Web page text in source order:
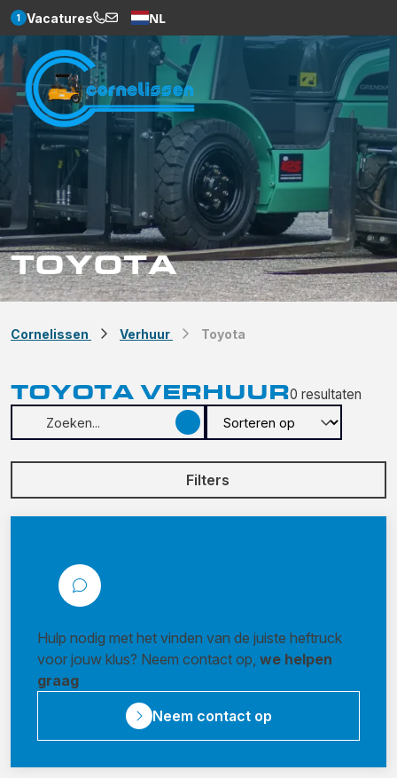
1 Vacatures NL
Weglot
TOYOTA
Cornelissen Verhuur Toyota
TOYOTA VERHUUR0 resultaten
Filters
Hulp nodig met het vinden van de juiste heftruck
voor jouw klus? Neem contact op, we helpen
graag
Neem contact op